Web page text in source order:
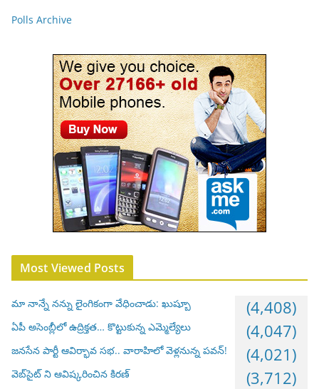
Polls Archive
Most Viewed Posts
మా నాన్నే నన్ను లైంగికంగా వేధించాడు: ఖుష్బూ (4,408)
ఏపీ అసెంబ్లీలో ఉద్రిక్తత… కొట్టుకున్న ఎమ్మెల్యేలు (4,047)
జనసేన పార్టీ ఆవిర్భావ సభ.. వారాహిలో వెళ్లనున్న పవన్! (4,021)
వెబ్‌సైట్ ని ఆవిష్కరించిన కిరణ్ (3,712)